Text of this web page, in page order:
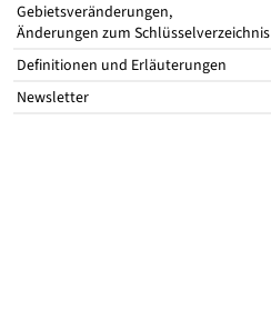
Gebietsveränderungen,
Änderungen zum Schlüsselverzeichnis
Definitionen und Erläuterungen
Newsletter